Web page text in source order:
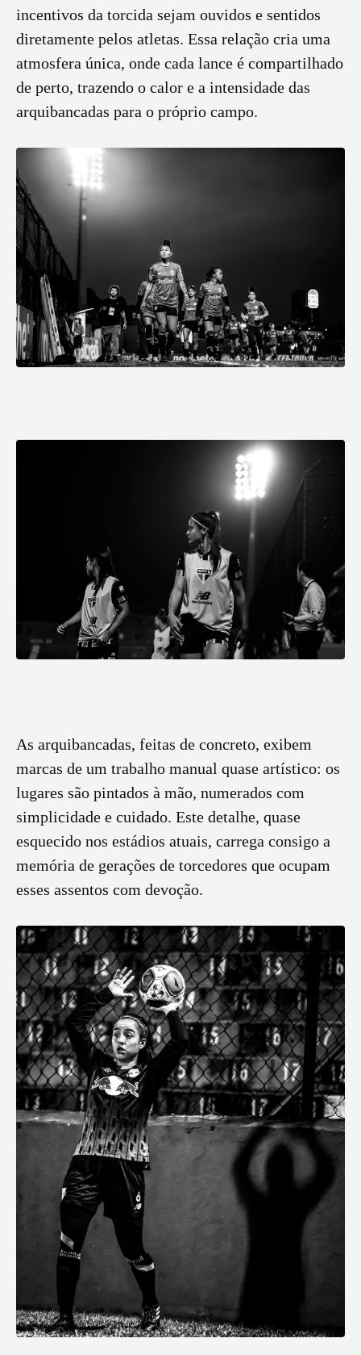
incentivos da torcida sejam ouvidos e sentidos
diretamente pelos atletas. Essa relação cria uma
atmosfera única, onde cada lance é compartilhado
de perto, trazendo o calor e a intensidade das
arquibancadas para o próprio campo.
As arquibancadas, feitas de concreto, exibem
marcas de um trabalho manual quase artístico: os
lugares são pintados à mão, numerados com
simplicidade e cuidado. Este detalhe, quase
esquecido nos estádios atuais, carrega consigo a
memória de gerações de torcedores que ocupam
esses assentos com devoção.